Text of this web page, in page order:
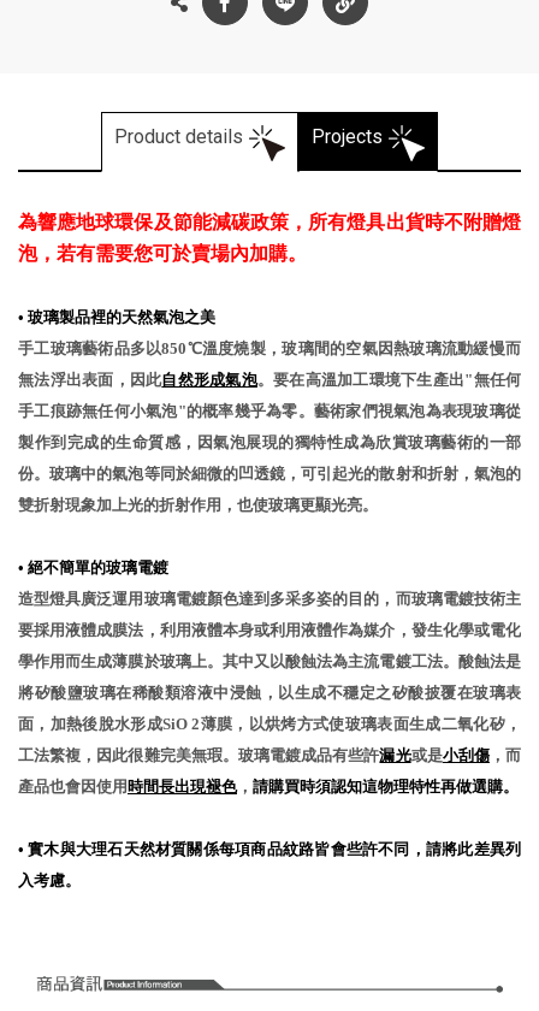
Product details Projects
為響應地球環保及節能減碳政策，所有燈具出貨時不附贈燈
泡，若有需要您可於賣場內加購。
• 玻璃製品裡的天然氣泡之美
手工玻璃藝術品多以850℃溫度燒製，玻璃間的空氣因熱玻璃流動緩慢而
無法浮出表面，因此自然形成氣泡。要在高溫加工環境下生產出"無任何
手工痕跡無任何小氣泡"的概率幾乎為零。藝術家們視氣泡為表現玻璃從
製作到完成的生命質感，因氣泡展現的獨特性成為欣賞玻璃藝術的一部
份。玻璃中的氣泡等同於細微的凹透鏡，可引起光的散射和折射，氣泡的
雙折射現象加上光的折射作用，也使玻璃更顯光亮。
• 絕不簡單的玻璃電鍍
造型燈具廣泛運用玻璃電鍍顏色達到多采多姿的目的，而玻璃電鍍技術主
要採用液體成膜法，利用液體本身或利用液體作為媒介，發生化學或電化
學作用而生成薄膜於玻璃上。其中又以酸蝕法為主流電鍍工法。酸蝕法是
將矽酸鹽玻璃在稀酸類溶液中浸蝕，以生成不穩定之矽酸披覆在玻璃表
面，加熱後脫水形成SiO 2薄膜，以烘烤方式使玻璃表面生成二氧化矽，
工法繁複，因此很難完美無瑕。玻璃電鍍成品有些許漏光或是小刮傷，而
產品也會因使用時間長出現褪色， 請購買時須認知這物理特性再做選購。
• 實木與大理石天然材質關係每項商品紋路皆會些許不同，請將此差異列
入考慮。